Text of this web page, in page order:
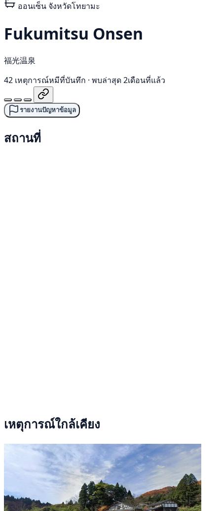
ออนเซ็น จังหวัดโทยามะ
Fukumitsu Onsen
福光温泉
42 เหตุการณ์หมีที่บันทึก · พบล่าสุด 2เดือนที่แล้ว
รายงานปัญหาข้อมูล
สถานที่
เหตุการณ์ใกล้เคียง